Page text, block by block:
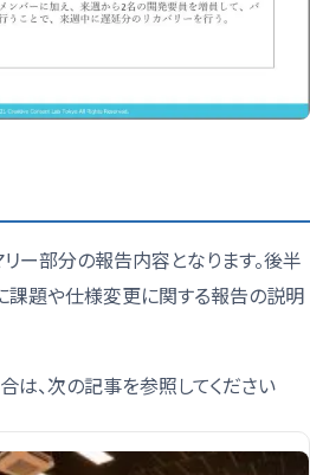
ー部分の報告内容となります。後半
課題や仕様変更に関する報告の説明
、次の記事を参照してください